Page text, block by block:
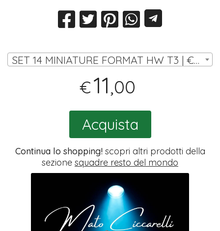
SET 14 MINIATURE FORMAT HW T3 | € 11,00
€11,00
Acquista
Continua lo shopping!scopri altri prodotti della
sezione squadre resto del mondo